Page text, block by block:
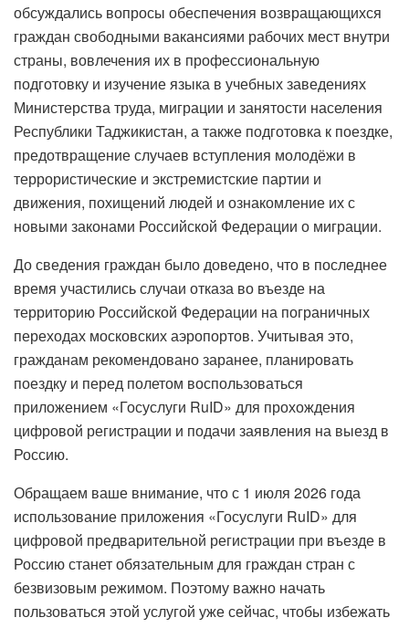
обсуждались вопросы обеспечения возвращающихся
граждан свободными вакансиями рабочих мест внутри
страны, вовлечения их в профессиональную
подготовку и изучение языка в учебных заведениях
Министерства труда, миграции и занятости населения
Республики Таджикистан, а также подготовка к поездке,
предотвращение случаев вступления молодёжи в
террористические и экстремистские партии и
движения, похищений людей и ознакомление их с
новыми законами Российской Федерации о миграции.
До сведения граждан было доведено, что в последнее
время участились случаи отказа во въезде на
территорию Российской Федерации на пограничных
переходах московских аэропортов. Учитывая это,
гражданам рекомендовано заранее, планировать
поездку и перед полетом воспользоваться
приложением «Госуслуги RuID» для прохождения
цифровой регистрации и подачи заявления на выезд в
Россию.
Обращаем ваше внимание, что с 1 июля 2026 года
использование приложения «Госуслуги RuID» для
цифровой предварительной регистрации при въезде в
Россию станет обязательным для граждан стран с
безвизовым режимом. Поэтому важно начать
пользоваться этой услугой уже сейчас, чтобы избежать